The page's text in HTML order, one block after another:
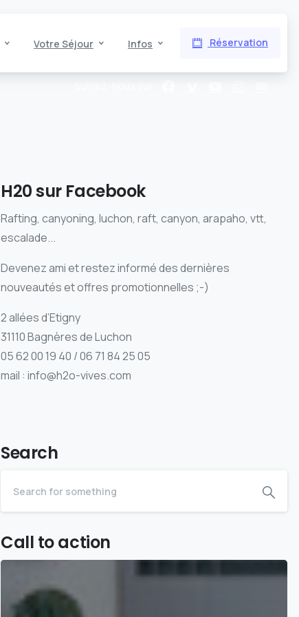
Votre Séjour Infos Réservation
H20 sur Facebook
Rafting, canyoning, luchon, raft, canyon, arapaho, vtt,
escalade...
Devenez ami et restez informé des dernières
nouveautés et offres promotionnelles ;-)
2 allées d’Etigny
31110 Bagnères de Luchon
05 62 00 19 40 / 06 71 84 25 05
mail : info@h2o-vives.com
Search
Call to action